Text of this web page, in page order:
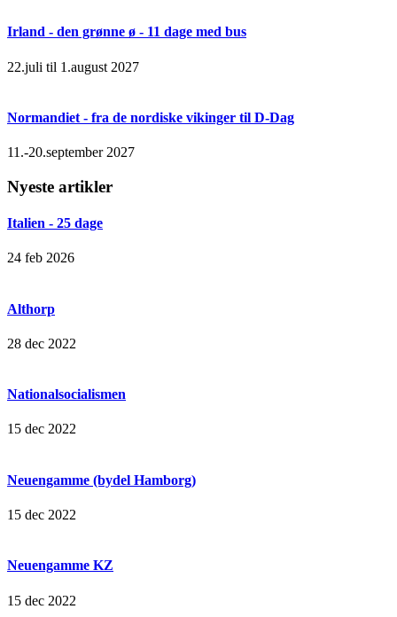
Irland - den grønne ø - 11 dage med bus
22.juli til 1.august 2027
Normandiet - fra de nordiske vikinger til D-Dag
11.-20.september 2027
Nyeste artikler
Italien - 25 dage
24 feb 2026
Althorp
28 dec 2022
Nationalsocialismen
15 dec 2022
Neuengamme (bydel Hamborg)
15 dec 2022
Neuengamme KZ
15 dec 2022